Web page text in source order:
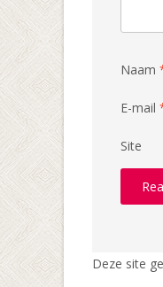
Naam
E-mail
Site
Deze site